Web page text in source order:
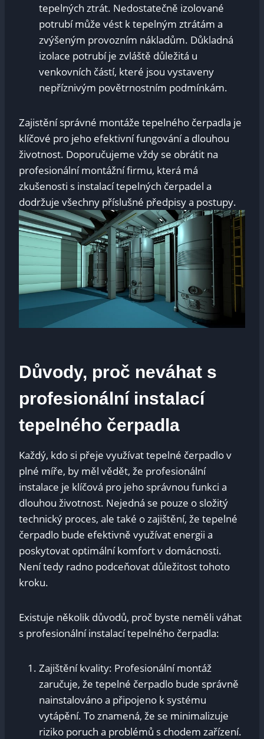
tepelných ztrát. Nedostatečně izolované
potrubí může vést k tepelným ztrátám a
zvýšeným provozním nákladům. Důkladná
izolace potrubí je zvláště důležitá u
venkovních částí, které jsou vystaveny
nepříznivým povětrnostním podmínkám.
Zajistění správné montáže tepelného čerpadla je
klíčové pro jeho efektivní fungování a dlouhou
životnost. Doporučujeme vždy se obrátit na
profesionální montážní firmu, která má
zkušenosti s instalací tepelných čerpadel a
dodržuje všechny příslušné předpisy a postupy.
Důvody, proč neváhat s
profesionální instalací
tepelného čerpadla
Každý, kdo si přeje využívat tepelné čerpadlo v
plné míře, by měl vědět, že profesionální
instalace je klíčová pro jeho správnou funkci a
dlouhou životnost. Nejedná se pouze o složitý
technický proces, ale také o zajištění, že tepelné
čerpadlo bude efektivně využívat energii a
poskytovat optimální komfort v domácnosti.
Není tedy radno podceňovat důležitost tohoto
kroku.
Existuje několik důvodů, proč byste neměli váhat
s profesionální instalací tepelného čerpadla:
Zajištění kvality: Profesionální montáž
zaručuje, že tepelné čerpadlo bude správně
nainstalováno a připojeno k systému
vytápění. To znamená, že se minimalizuje
riziko poruch a problémů s chodem zařízení.